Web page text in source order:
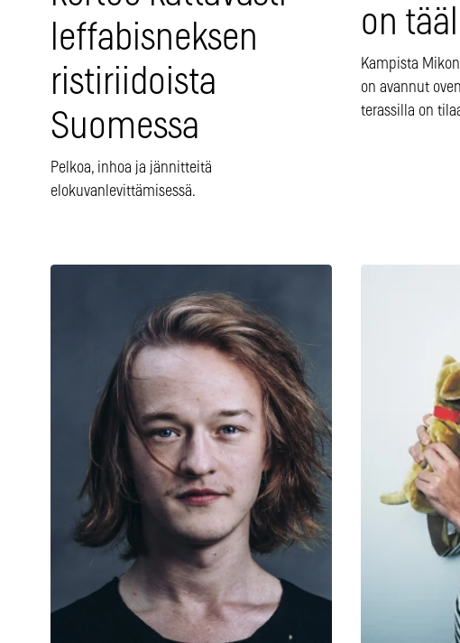
leffabisneksen
ristiriidoista
Suomessa
Pelkoa, inhoa ja jännitteitä
elokuvanlevittämisessä.
on
Kampista
on avannut
terassilla on